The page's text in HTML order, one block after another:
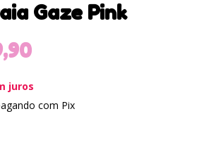
Gaze Pink
juros
com Pix